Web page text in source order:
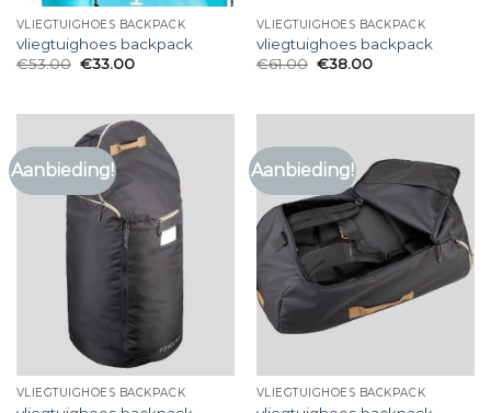
VLIEGTUIGHOES BACKPACK
vliegtuighoes backpack
€53.00 €33.00
VLIEGTUIGHOES BACKPACK
vliegtuighoes backpack
€61.00 €38.00
Aanbieding!
VLIEGTUIGHOES BACKPACK
Aanbieding!
VLIEGTUIGHOES BACKPACK